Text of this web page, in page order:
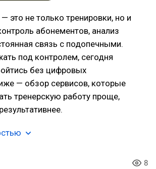
это не только тренировки, но и
абонементов, анализ
связь с подопечными.
под контролем, сегодня
без цифровых
— обзор сервисов, которые
тренерскую работу проще,
8